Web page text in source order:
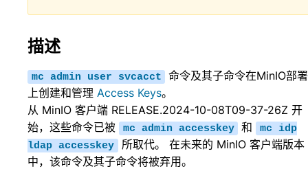
描述
mc admin user svcacct
命令及其子命令在MinIO部署
上创建和管理 Access Keys。
从 MinIO 客户端 RELEASE.2024-10-08T09-37-26Z 开
始，这些命令已被
mc admin accesskey 和 mc idp
ldap accesskey 所取代。 在未来的 MinIO 客户端版本
中，该命令及其子命令将被弃用。